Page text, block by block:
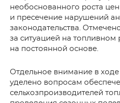
необоснованного роста
и пресечение нарушений
законодательства.
за ситуацией на топливном
на постоянной основе.
Отдельное внимание в
уделено вопросам
сельхозпроизводителей